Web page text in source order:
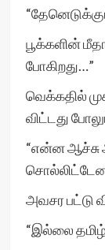
பூக்களின்
போகிறது…”
வெக்கதில்
விட்டது
“என்ன ஆச்சு
அவசர பட்டு
“இல்லை